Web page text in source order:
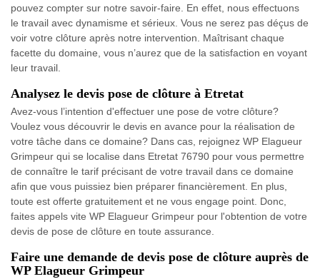
pouvez compter sur notre savoir-faire. En effet, nous effectuons
le travail avec dynamisme et sérieux. Vous ne serez pas déçus de
voir votre clôture après notre intervention. Maîtrisant chaque
facette du domaine, vous n’aurez que de la satisfaction en voyant
leur travail.
Analysez le devis pose de clôture à Etretat
Avez-vous l’intention d'effectuer une pose de votre clôture?
Voulez vous découvrir le devis en avance pour la réalisation de
votre tâche dans ce domaine? Dans cas, rejoignez WP Elagueur
Grimpeur qui se localise dans Etretat 76790 pour vous permettre
de connaître le tarif précisant de votre travail dans ce domaine
afin que vous puissiez bien préparer financièrement. En plus,
toute est offerte gratuitement et ne vous engage point. Donc,
faites appels vite WP Elagueur Grimpeur pour l'obtention de votre
devis de pose de clôture en toute assurance.
Faire une demande de devis pose de clôture auprès de
WP Elagueur Grimpeur